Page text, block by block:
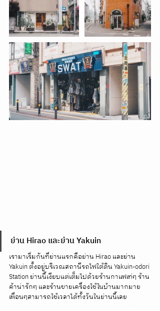
ย่าน Hirao และย่าน Yakuin
เรามาเริ่มกันที่ย่านแรกคือย่าน Hirao และย่าน
Yakuin ตั้งอยู่บริเวณสถานีรถไฟใต้ดิน Yakuin-odori
Station ย่านนี้เงียบแต่เต็มไปด้วยร้านกาแฟเท่ๆ ร้าน
ค้าน่ารักๆ และร้านขายเครื่องใช้ในบ้านมากมาย
เพื่อนๆสามารถใช้เวลาได้ทั้งวันในย่านนี้เลย